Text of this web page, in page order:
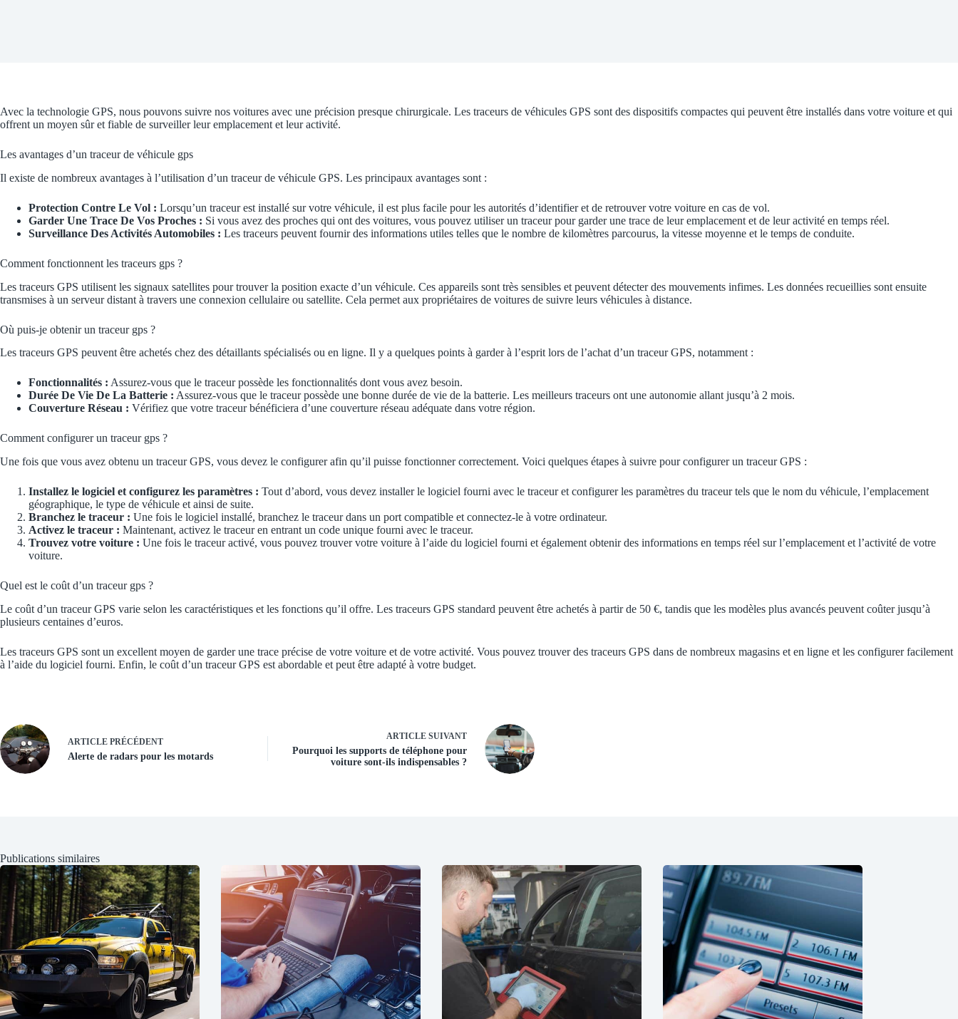
Avec la technologie GPS, nous pouvons suivre nos voitures avec une précision presque chirurgicale. Les traceurs de véhicules GPS sont des dispositifs compactes qui peuvent être installés dans votre voiture et qui
offrent un moyen sûr et fiable de surveiller leur emplacement et leur activité.
Les avantages d’un traceur de véhicule gps
Il existe de nombreux avantages à l’utilisation d’un traceur de véhicule GPS. Les principaux avantages sont :
Protection Contre Le Vol : Lorsqu’un traceur est installé sur votre véhicule, il est plus facile pour les autorités d’identifier et de retrouver votre voiture en cas de vol.
Garder Une Trace De Vos Proches : Si vous avez des proches qui ont des voitures, vous pouvez utiliser un traceur pour garder une trace de leur emplacement et de leur activité en temps réel.
Surveillance Des Activités Automobiles : Les traceurs peuvent fournir des informations utiles telles que le nombre de kilomètres parcourus, la vitesse moyenne et le temps de conduite.
Comment fonctionnent les traceurs gps ?
Les traceurs GPS utilisent les signaux satellites pour trouver la position exacte d’un véhicule. Ces appareils sont très sensibles et peuvent détecter des mouvements infimes. Les données recueillies sont ensuite
transmises à un serveur distant à travers une connexion cellulaire ou satellite. Cela permet aux propriétaires de voitures de suivre leurs véhicules à distance.
Où puis-je obtenir un traceur gps ?
Les traceurs GPS peuvent être achetés chez des détaillants spécialisés ou en ligne. Il y a quelques points à garder à l’esprit lors de l’achat d’un traceur GPS, notamment :
Fonctionnalités : Assurez-vous que le traceur possède les fonctionnalités dont vous avez besoin.
Durée De Vie De La Batterie : Assurez-vous que le traceur possède une bonne durée de vie de la batterie. Les meilleurs traceurs ont une autonomie allant jusqu’à 2 mois.
Couverture Réseau : Vérifiez que votre traceur bénéficiera d’une couverture réseau adéquate dans votre région.
Comment configurer un traceur gps ?
Une fois que vous avez obtenu un traceur GPS, vous devez le configurer afin qu’il puisse fonctionner correctement. Voici quelques étapes à suivre pour configurer un traceur GPS :
Installez le logiciel et configurez les paramètres : Tout d’abord, vous devez installer le logiciel fourni avec le traceur et configurer les paramètres du traceur tels que le nom du véhicule, l’emplacement
géographique, le type de véhicule et ainsi de suite.
Branchez le traceur : Une fois le logiciel installé, branchez le traceur dans un port compatible et connectez-le à votre ordinateur.
Activez le traceur : Maintenant, activez le traceur en entrant un code unique fourni avec le traceur.
Trouvez votre voiture : Une fois le traceur activé, vous pouvez trouver votre voiture à l’aide du logiciel fourni et également obtenir des informations en temps réel sur l’emplacement et l’activité de votre
voiture.
Quel est le coût d’un traceur gps ?
Le coût d’un traceur GPS varie selon les caractéristiques et les fonctions qu’il offre. Les traceurs GPS standard peuvent être achetés à partir de 50 €, tandis que les modèles plus avancés peuvent coûter jusqu’à
plusieurs centaines d’euros.
Les traceurs GPS sont un excellent moyen de garder une trace précise de votre voiture et de votre activité. Vous pouvez trouver des traceurs GPS dans de nombreux magasins et en ligne et les configurer facilement
à l’aide du logiciel fourni. Enfin, le coût d’un traceur GPS est abordable et peut être adapté à votre budget.
ARTICLE PRÉCÉDENT
Alerte de radars pour les motards
ARTICLE SUIVANT
Pourquoi les supports de téléphone pour
voiture sont-ils indispensables ?
Publications similaires